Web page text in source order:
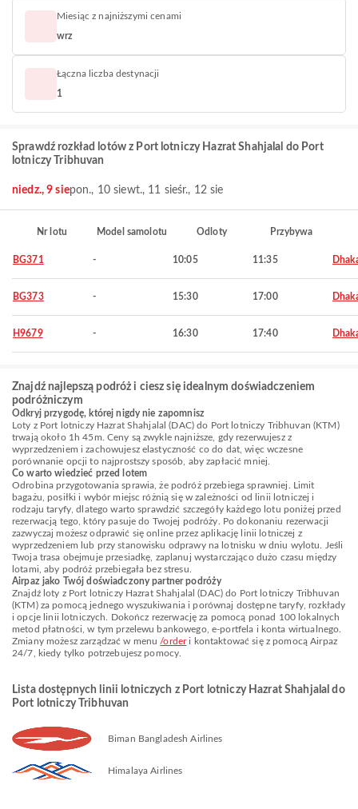
Miesiąc z najniższymi cenami
wrz
Łączna liczba destynacji
1
Sprawdź rozkład lotów z Port lotniczy Hazrat Shahjalal do Port
lotniczy Tribhuvan
niedz., 9 siepon., 10 siewt., 11 sieśr., 12 sie
Nr lotu Model samolotu Odloty Przybywa
BG371 - 10:05 11:35
BG373 - 15:30 17:00
H9679 - 16:30 17:40
Znajdź najlepszą podróż i ciesz się idealnym doświadczeniem
podróżniczym
Odkryj przygodę, której nigdy nie zapomnisz
Loty z Port lotniczy Hazrat Shahjalal (DAC) do Port lotniczy Tribhuvan (KTM)
trwają około 1h 45m. Ceny są zwykle najniższe, gdy rezerwujesz z
wyprzedzeniem i zachowujesz elastyczność co do dat, więc wczesne
porównanie opcji to najprostszy sposób, aby zapłacić mniej.
Co warto wiedzieć przed lotem
Odrobina przygotowania sprawia, że podróż przebiega sprawniej. Limit
bagażu, posiłki i wybór miejsc różnią się w zależności od linii lotniczej i
rodzaju taryfy, dlatego warto sprawdzić szczegóły każdego lotu poniżej przed
rezerwacją tego, który pasuje do Twojej podróży. Po dokonaniu rezerwacji
zazwyczaj możesz odprawić się online przez aplikację linii lotniczej z
wyprzedzeniem lub przy stanowisku odprawy na lotnisku w dniu wylotu. Jeśli
Twoja trasa obejmuje przesiadkę, zaplanuj wystarczająco dużo czasu między
lotami, aby podróż przebiegała bez stresu.
Airpaz jako Twój doświadczony partner podróży
Znajdź loty z Port lotniczy Hazrat Shahjalal (DAC) do Port lotniczy Tribhuvan
(KTM) za pomocą jednego wyszukiwania i porównaj dostępne taryfy, rozkłady
i opcje linii lotniczych. Dokończ rezerwację za pomocą ponad 100 lokalnych
metod płatności, w tym przelewu bankowego, e-portfela i konta wirtualnego.
Zmiany możesz zarządzać w menu /orderi kontaktować się z pomocą Airpaz
24/7, kiedy tylko potrzebujesz pomocy.
Lista dostępnych linii lotniczych z Port lotniczy Hazrat Shahjalal do
Port lotniczy Tribhuvan
Biman Bangladesh Airlines
Himalaya Airlines